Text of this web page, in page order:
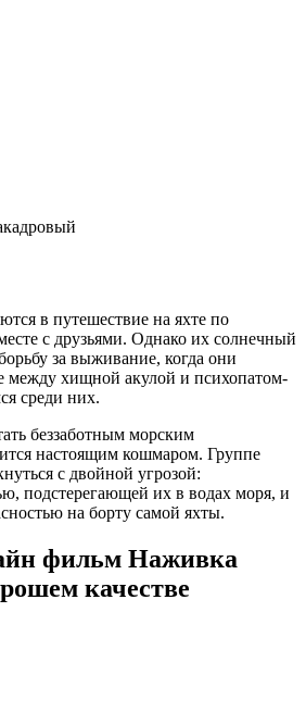
в путешествие на яхте по
с друзьями. Однако их солнечный
за выживание, когда они
между хищной акулой и психопатом-
среди них.
беззаботным морским
настоящим кошмаром. Группе
с двойной угрозой:
подстерегающей их в водах моря, и
на борту самой яхты.
фильм Наживка
качестве